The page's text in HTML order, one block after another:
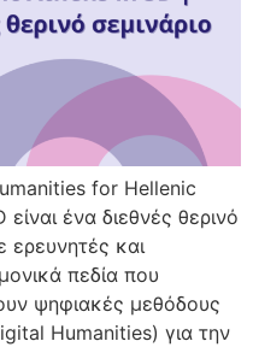
for Hellenic
ένα διεθνές θερινό
ερευνητές και
πεδία που
ψηφιακές μεθόδους
Humanities) για την